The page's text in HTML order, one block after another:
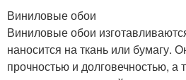
Виниловые обои
Виниловые обои
наносится на ткань или бумагу.
прочностью и долговечностью, а